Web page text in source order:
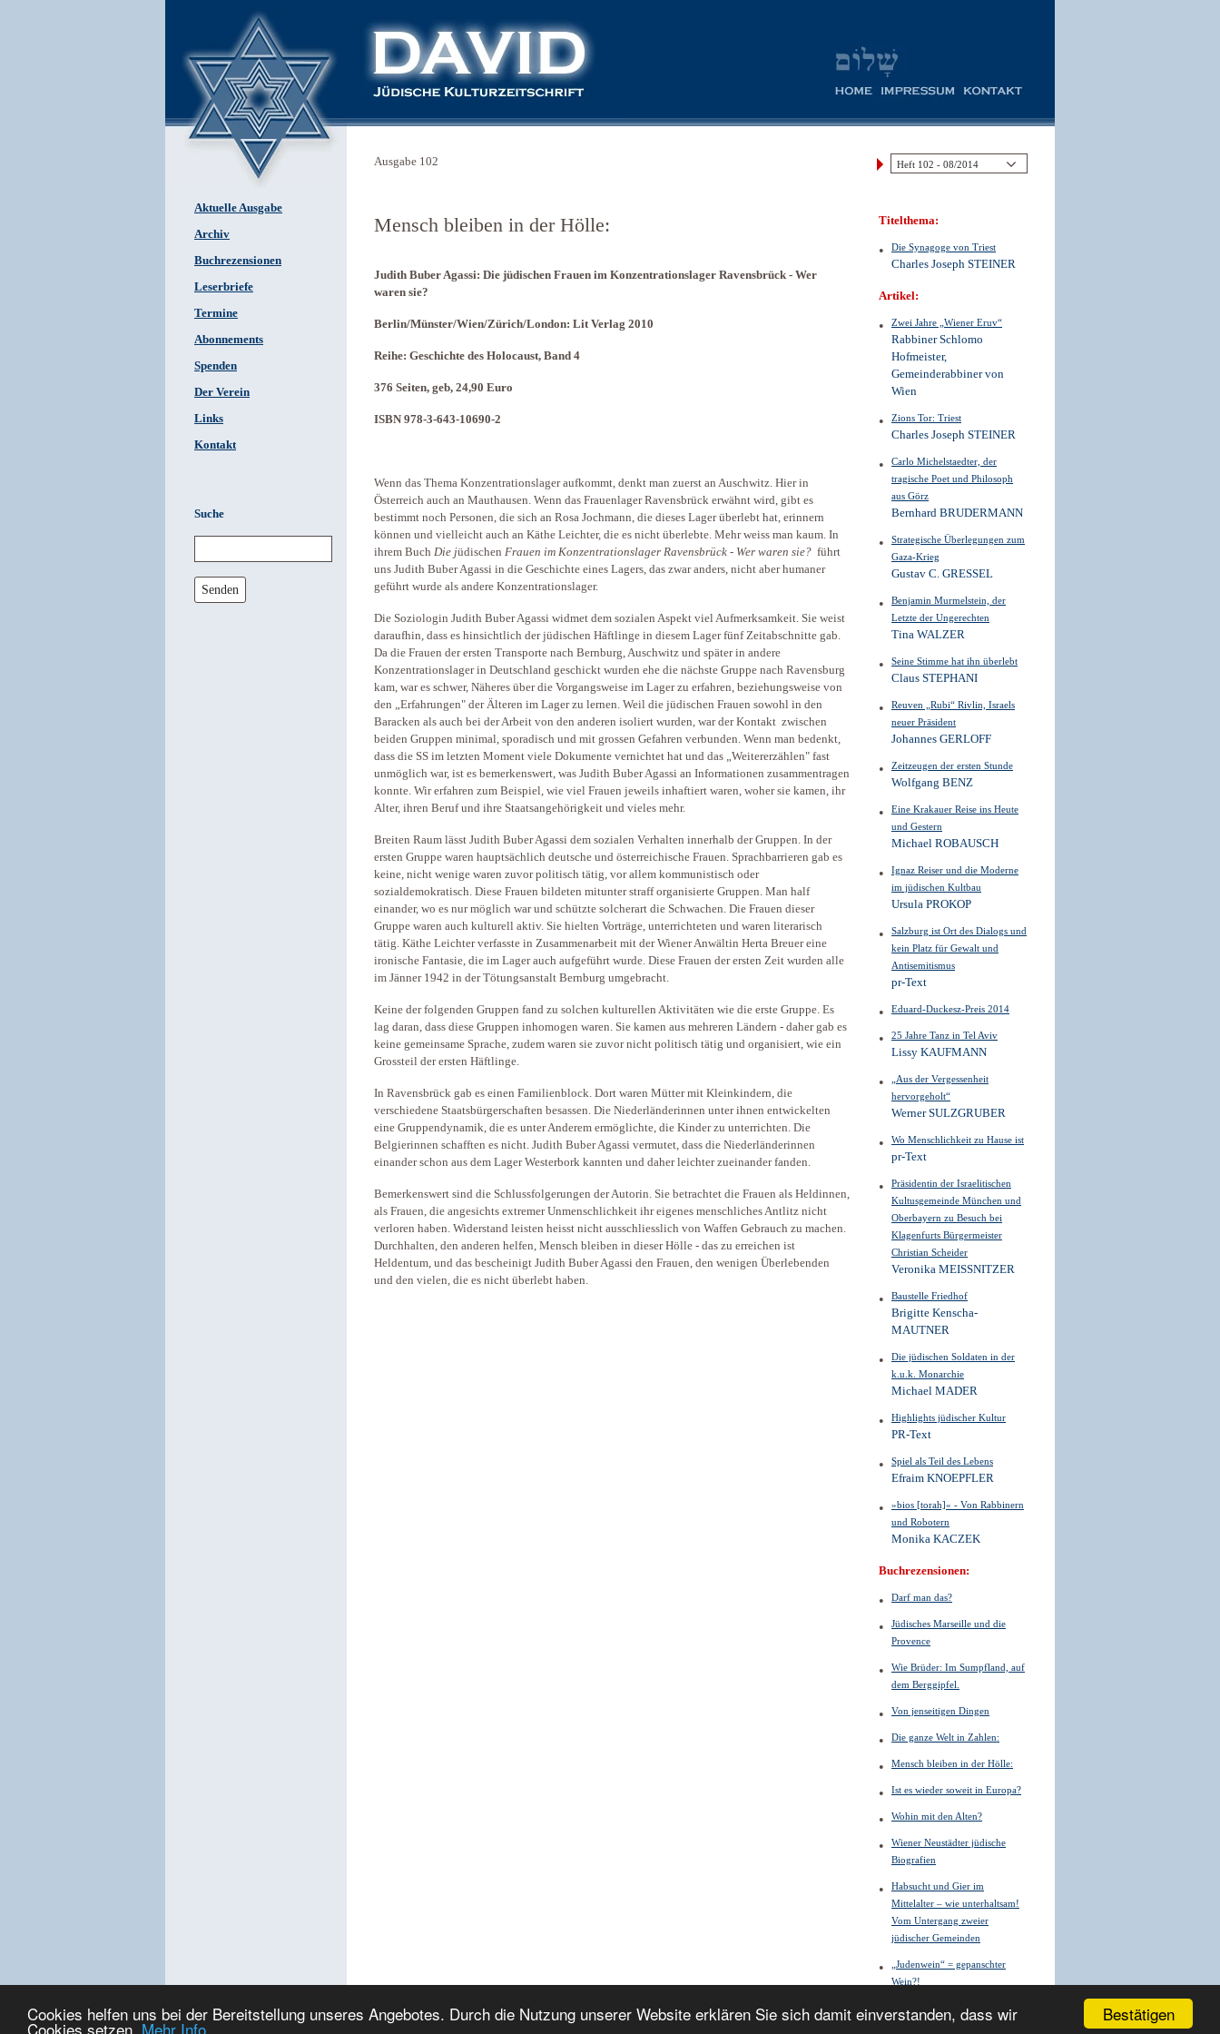
Bestätigen
Cookies helfen uns bei der Bereitstellung unseres Angebotes. Durch die Nutzung unserer Website erklären Sie sich damit einverstanden, dass wir
Cookies setzen. Mehr Info
Aktuelle Ausgabe
Archiv
Buchrezensionen
Leserbriefe
Termine
Abonnements
Spenden
Der Verein
Links
Kontakt
Suche
Senden
Ausgabe 102
Mensch bleiben in der Hölle:
Judith Buber Agassi: Die jüdischen Frauen im Konzentrationslager Ravensbrück - Wer
waren sie?
Berlin/Münster/Wien/Zürich/London: Lit Verlag 2010
Reihe: Geschichte des Holocaust, Band 4
376 Seiten, geb, 24,90 Euro
ISBN 978-3-643-10690-2
Wenn das Thema Konzentrationslager aufkommt, denkt man zuerst an Auschwitz. Hier in
Österreich auch an Mauthausen. Wenn das Frauenlager Ravensbrück erwähnt wird, gibt es
bestimmt noch Personen, die sich an Rosa Jochmann, die dieses Lager überlebt hat, erinnern
können und vielleicht auch an Käthe Leichter, die es nicht überlebte. Mehr weiss man kaum. In
ihrem Buch Die jüdischen Frauen im Konzentrationslager Ravensbrück - Wer waren sie? führt
uns Judith Buber Agassi in die Geschichte eines Lagers, das zwar anders, nicht aber humaner
geführt wurde als andere Konzentrationslager.
Die Soziologin Judith Buber Agassi widmet dem sozialen Aspekt viel Aufmerksamkeit. Sie weist
daraufhin, dass es hinsichtlich der jüdischen Häftlinge in diesem Lager fünf Zeitabschnitte gab.
Da die Frauen der ersten Transporte nach Bernburg, Auschwitz und später in andere
Konzentrationslager in Deutschland geschickt wurden ehe die nächste Gruppe nach Ravensburg
kam, war es schwer, Näheres über die Vorgangsweise im Lager zu erfahren, beziehungsweise von
den „Erfahrungen" der Älteren im Lager zu lernen. Weil die jüdischen Frauen sowohl in den
Baracken als auch bei der Arbeit von den anderen isoliert wurden, war der Kontakt zwischen
beiden Gruppen minimal, sporadisch und mit grossen Gefahren verbunden. Wenn man bedenkt,
dass die SS im letzten Moment viele Dokumente vernichtet hat und das „Weitererzählen" fast
unmöglich war, ist es bemerkenswert, was Judith Buber Agassi an Informationen zusammentragen
konnte. Wir erfahren zum Beispiel, wie viel Frauen jeweils inhaftiert waren, woher sie kamen, ihr
Alter, ihren Beruf und ihre Staatsangehörigkeit und vieles mehr.
Breiten Raum lässt Judith Buber Agassi dem sozialen Verhalten innerhalb der Gruppen. In der
ersten Gruppe waren hauptsächlich deutsche und österreichische Frauen. Sprachbarrieren gab es
keine, nicht wenige waren zuvor politisch tätig, vor allem kommunistisch oder
sozialdemokratisch. Diese Frauen bildeten mitunter straff organisierte Gruppen. Man half
einander, wo es nur möglich war und schützte solcherart die Schwachen. Die Frauen dieser
Gruppe waren auch kulturell aktiv. Sie hielten Vorträge, unterrichteten und waren literarisch
tätig. Käthe Leichter verfasste in Zusammenarbeit mit der Wiener Anwältin Herta Breuer eine
ironische Fantasie, die im Lager auch aufgeführt wurde. Diese Frauen der ersten Zeit wurden alle
im Jänner 1942 in der Tötungsanstalt Bernburg umgebracht.
Keine der folgenden Gruppen fand zu solchen kulturellen Aktivitäten wie die erste Gruppe. Es
lag daran, dass diese Gruppen inhomogen waren. Sie kamen aus mehreren Ländern - daher gab es
keine gemeinsame Sprache, zudem waren sie zuvor nicht politisch tätig und organisiert, wie ein
Grossteil der ersten Häftlinge.
In Ravensbrück gab es einen Familienblock. Dort waren Mütter mit Kleinkindern, die
verschiedene Staatsbürgerschaften besassen. Die Niederländerinnen unter ihnen entwickelten
eine Gruppendynamik, die es unter Anderem ermöglichte, die Kinder zu unterrichten. Die
Belgierinnen schafften es nicht. Judith Buber Agassi vermutet, dass die Niederländerinnen
einander schon aus dem Lager Westerbork kannten und daher leichter zueinander fanden.
Bemerkenswert sind die Schlussfolgerungen der Autorin. Sie betrachtet die Frauen als Heldinnen,
als Frauen, die angesichts extremer Unmenschlichkeit ihr eigenes menschliches Antlitz nicht
verloren haben. Widerstand leisten heisst nicht ausschliesslich von Waffen Gebrauch zu machen.
Durchhalten, den anderen helfen, Mensch bleiben in dieser Hölle - das zu erreichen ist
Heldentum, und das bescheinigt Judith Buber Agassi den Frauen, den wenigen Überlebenden
und den vielen, die es nicht überlebt haben.
Titelthema:
Die Synagoge von Triest
Charles Joseph STEINER
Artikel:
Zwei Jahre „Wiener Eruv“
Rabbiner Schlomo
Hofmeister,
Gemeinderabbiner von
Wien
Zions Tor: Triest
Charles Joseph STEINER
Carlo Michelstaedter, der
tragische Poet und Philosoph
aus Görz
Bernhard BRUDERMANN
Strategische Überlegungen zum
Gaza-Krieg
Gustav C. GRESSEL
Benjamin Murmelstein, der
Letzte der Ungerechten
Tina WALZER
Seine Stimme hat ihn überlebt
Claus STEPHANI
Reuven „Rubi“ Rivlin, Israels
neuer Präsident
Johannes GERLOFF
Zeitzeugen der ersten Stunde
Wolfgang BENZ
Eine Krakauer Reise ins Heute
und Gestern
Michael ROBAUSCH
Ignaz Reiser und die Moderne
im jüdischen Kultbau
Ursula PROKOP
Salzburg ist Ort des Dialogs und
kein Platz für Gewalt und
Antisemitismus
pr-Text
Eduard-Duckesz-Preis 2014
25 Jahre Tanz in Tel Aviv
Lissy KAUFMANN
„Aus der Vergessenheit
hervorgeholt“
Werner SULZGRUBER
Wo Menschlichkeit zu Hause ist
pr-Text
Präsidentin der Israelitischen
Kultus­gemein­de München und
Oberbayern zu Besuch bei
Klagenfurts Bürgermeister
Christian Scheider
Veronika MEISSNITZER
Baustelle Friedhof
Brigitte Kenscha-
MAUTNER
Die jüdischen Soldaten in der
k.u.k. Monarchie
Michael MADER
Highlights jüdischer Kultur
PR-Text
Spiel als Teil des Lebens
Efraim KNOEPFLER
»bios [torah]« - Von Rabbinern
und Robotern
Monika KACZEK
Buchrezensionen:
Darf man das?
Jüdisches Marseille und die
Provence
Wie Brüder: Im Sumpfland, auf
dem Berggipfel.
Von jenseitigen Dingen
Die ganze Welt in Zahlen:
Mensch bleiben in der Hölle:
Ist es wieder soweit in Europa?
Wohin mit den Alten?
Wiener Neustädter jüdische
Biografien
Habsucht und Gier im
Mittelalter – wie unterhaltsam!
Vom Untergang zweier
jüdischer Gemeinden
„Judenwein“ = gepanschter
Wein?!